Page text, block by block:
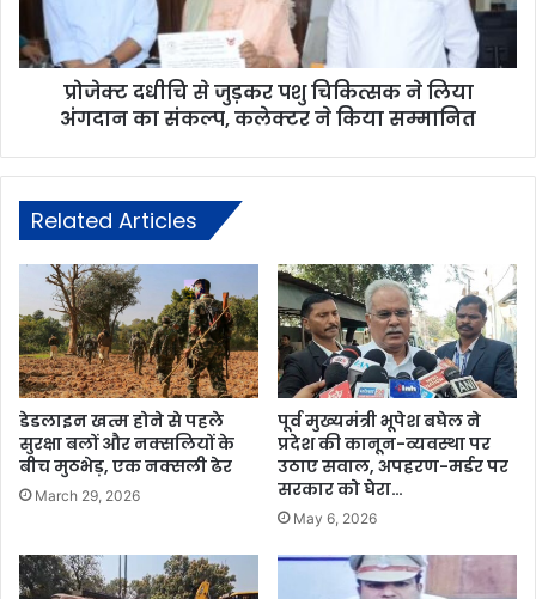
प्रोजेक्ट दधीचि से जुड़कर पशु चिकित्सक ने लिया
अंगदान का संकल्प, कलेक्टर ने किया सम्मानित
Related Articles
डेडलाइन खत्म होने से पहले
सुरक्षा बलों और नक्सलियों के
बीच मुठभेड़, एक नक्सली ढेर
March 29, 2026
पूर्व मुख्यमंत्री भूपेश बघेल ने
प्रदेश की कानून-व्यवस्था पर
उठाए सवाल, अपहरण-मर्डर पर
सरकार को घेरा…
May 6, 2026